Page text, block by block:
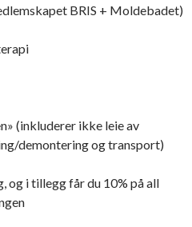
BRIS + Moldebadet)
(inkluderer ikke leie av
demontering og transport)
og i tillegg får du 10% på all